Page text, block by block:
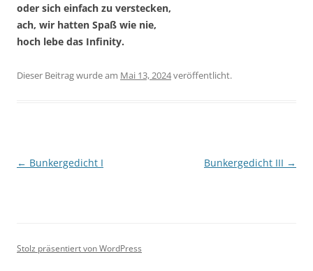
oder sich einfach zu verstecken,
ach, wir hatten Spaß wie nie,
hoch lebe das Infinity.
Dieser Beitrag wurdeam Mai 13, 2024veröffentlicht.
Beitragsnavigation
← Bunkergedicht I Bunkergedicht III →
Stolz präsentiert von WordPress